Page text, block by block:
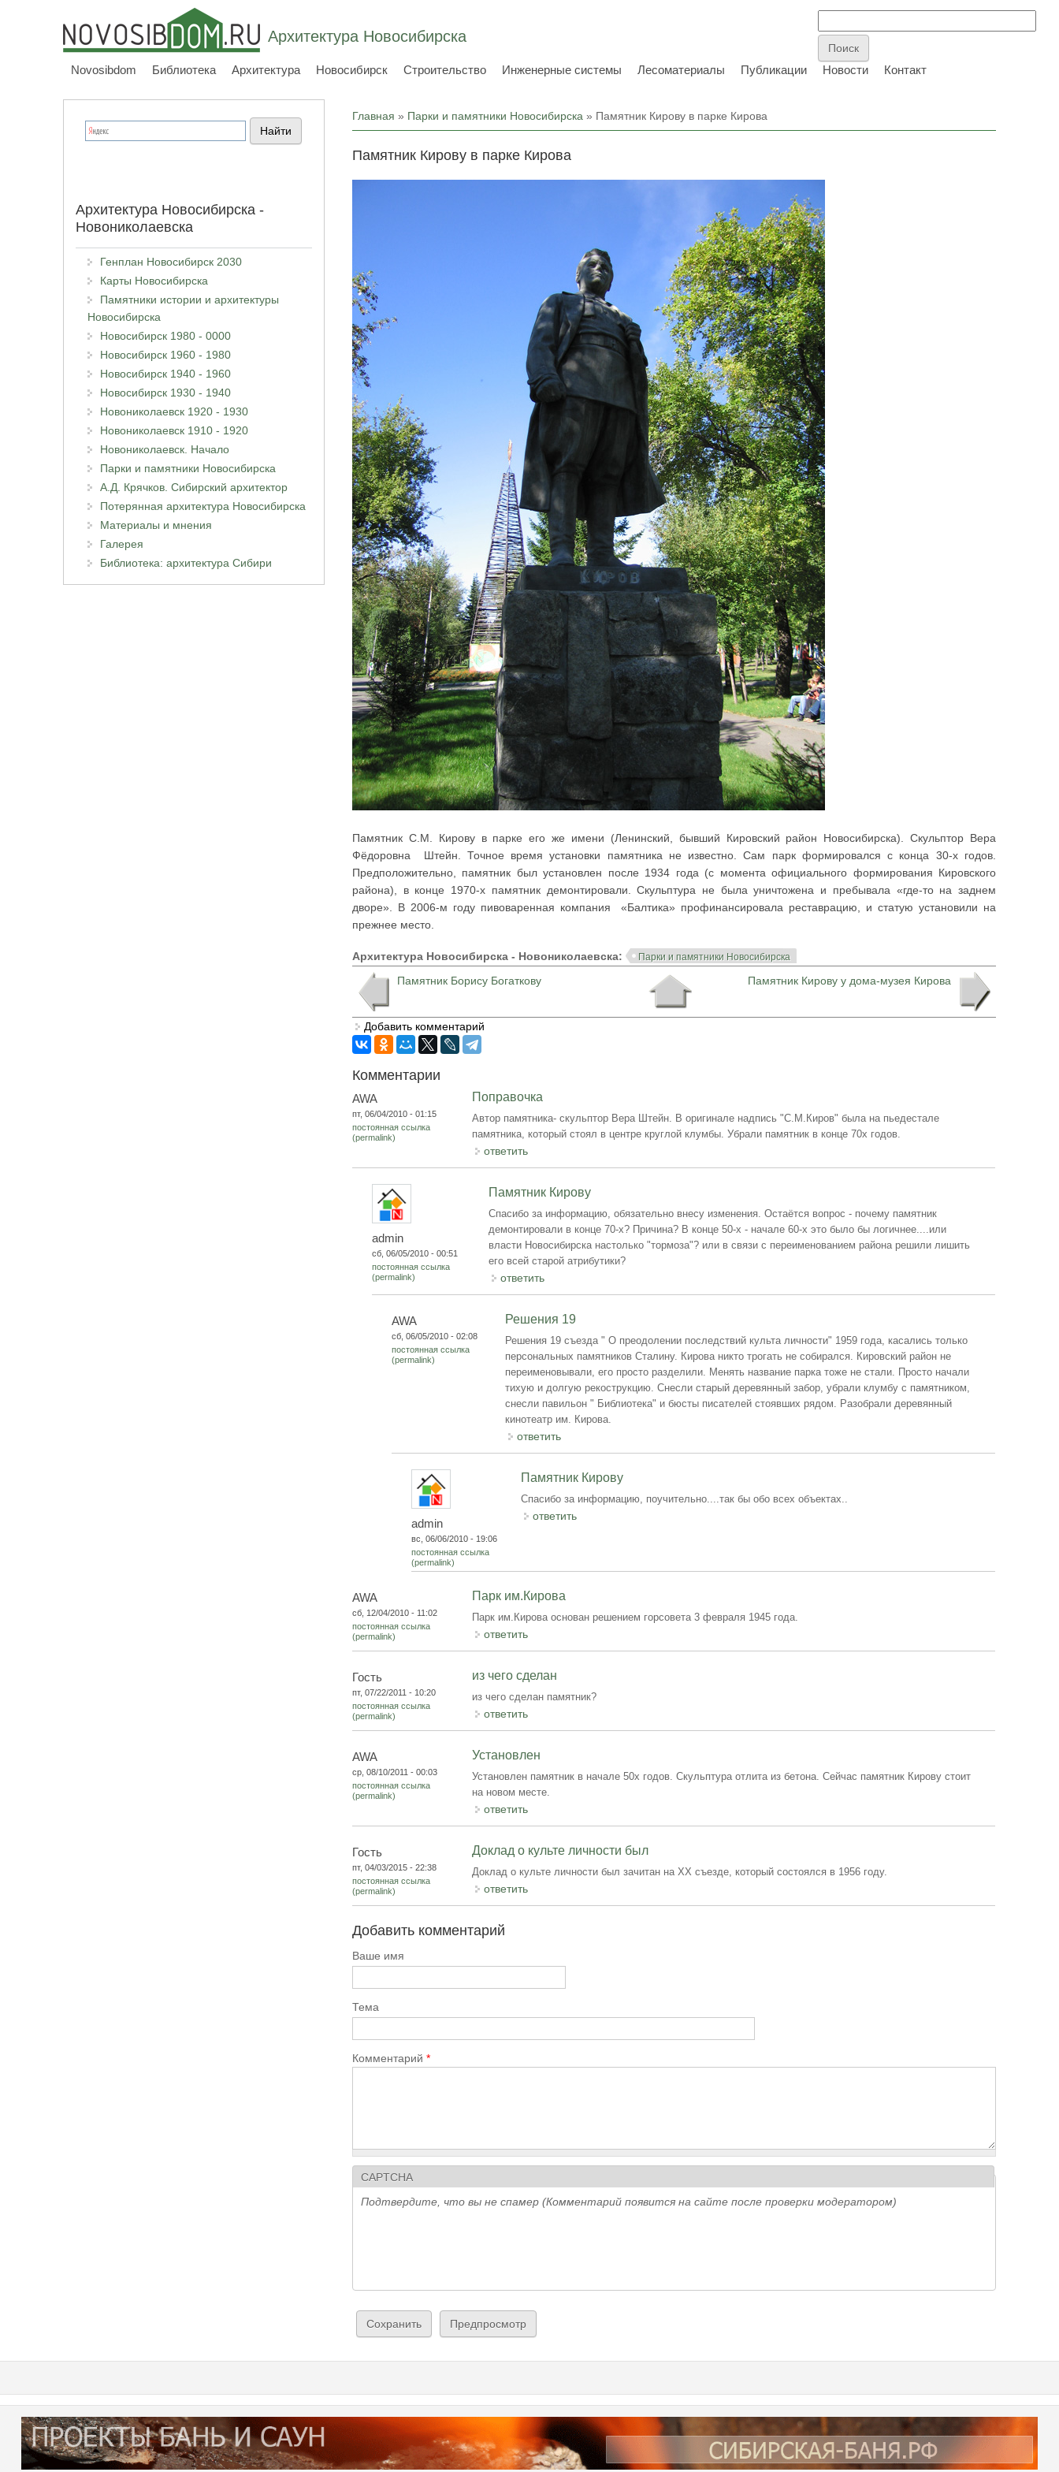
Архитектура Новосибирска
Novosibdom Библиотека Архитектура Новосибирск Строительство Инженерные системы Лесоматериалы Публикации Новости Контакт
Вы здесь
Главная » Парки и памятники Новосибирска » Памятник Кирову в парке Кирова
Памятник Кирову в парке Кирова
Памятник С.М. Кирову в парке его же имени (Ленинский, бывший Кировский район Новосибирска). Скульптор Вера
Фёдоровна Штейн. Точное время установки памятника не известно. Сам парк формировался с конца 30-х годов.
Предположительно, памятник был установлен после 1934 года (с момента официального формирования Кировского
района), в конце 1970-х памятник демонтировали. Скульптура не была уничтожена и пребывала «где-то на заднем
дворе». В 2006-м году пивоваренная компания «Балтика» профинансировала реставрацию, и статую установили на
прежнее место.
Архитектура Новосибирска - Новониколаевска: Парки и памятники Новосибирска
Памятник Борису Богаткову Памятник Кирову у дома-музея Кирова
Добавить комментарий
Комментарии
AWA
пт, 06/04/2010 - 01:15
постоянная ссылка
(permalink)
Поправочка
Автор памятника- скульптор Вера Штейн. В оригинале надпись "С.М.Киров" была на пьедестале
памятника, который стоял в центре круглой клумбы. Убрали памятник в конце 70х годов.
ответить
admin
сб, 06/05/2010 - 00:51
постоянная ссылка
(permalink)
Памятник Кирову
Спасибо за информацию, обязательно внесу изменения. Остаётся вопрос - почему памятник
демонтировали в конце 70-х? Причина? В конце 50-х - начале 60-х это было бы логичнее....или
власти Новосибирска настолько "тормоза"? или в связи с переименованием района решили лишить
его всей старой атрибутики?
ответить
AWA
сб, 06/05/2010 - 02:08
постоянная ссылка
(permalink)
Решения 19
Решения 19 съезда " О преодолении последствий культа личности" 1959 года, касались только
персональных памятников Сталину. Кирова никто трогать не собирался. Кировский район не
переименовывали, его просто разделили. Менять название парка тоже не стали. Просто начали
тихую и долгую рекострукцию. Снесли старый деревянный забор, убрали клумбу с памятником,
снесли павильон " Библиотека" и бюсты писателей стоявших рядом. Разобрали деревянный
кинотеатр им. Кирова.
ответить
admin
вс, 06/06/2010 - 19:06
постоянная ссылка
(permalink)
Памятник Кирову
Спасибо за информацию, поучительно....так бы обо всех объектах..
ответить
AWA
сб, 12/04/2010 - 11:02
постоянная ссылка
(permalink)
Парк им.Кирова
Парк им.Кирова основан решением горсовета 3 февраля 1945 года.
ответить
Гость
пт, 07/22/2011 - 10:20
постоянная ссылка
(permalink)
из чего сделан
из чего сделан памятник?
ответить
AWA
ср, 08/10/2011 - 00:03
постоянная ссылка
(permalink)
Установлен
Установлен памятник в начале 50х годов. Скульптура отлита из бетона. Сейчас памятник Кирову стоит
на новом месте.
ответить
Гость
пт, 04/03/2015 - 22:38
постоянная ссылка
(permalink)
Доклад о культе личности был
Доклад о культе личности был зачитан на ХХ съезде, который состоялся в 1956 году.
ответить
Добавить комментарий
Ваше имя
Тема
Комментарий*
CAPTCHA
Подтвердите, что вы не спамер (Комментарий появится на сайте после проверки модератором)
Архитектура Новосибирска -
Новониколаевска
Генплан Новосибирск 2030
Карты Новосибирска
Памятники истории и архитектуры
Новосибирска
Новосибирск 1980 - 0000
Новосибирск 1960 - 1980
Новосибирск 1940 - 1960
Новосибирск 1930 - 1940
Новониколаевск 1920 - 1930
Новониколаевск 1910 - 1920
Новониколаевск. Начало
Парки и памятники Новосибирска
А.Д. Крячков. Сибирский архитектор
Потерянная архитектура Новосибирска
Материалы и мнения
Галерея
Библиотека: архитектура Сибири